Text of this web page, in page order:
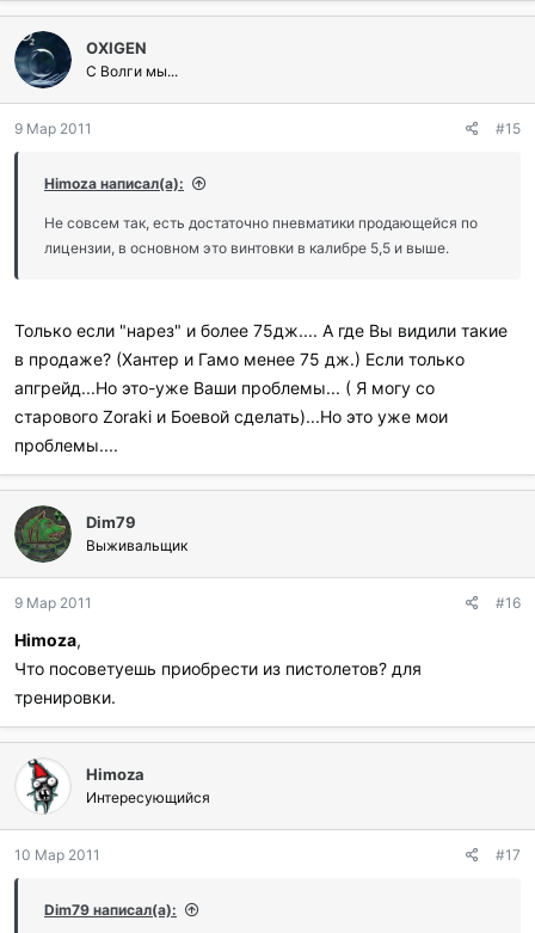
OXIGEN
С Волги мы...
9 Мар 2011 #15
Himoza написал(а):
Не совсем так, есть достаточно пневматики продающейся по
лицензии, в основном это винтовки в калибре 5,5 и выше.
Только если "нарез" и более 75дж.... А где Вы видили такие
в продаже? (Хантер и Гамо менее 75 дж.) Если только
апгрейд...Но это-уже Ваши проблемы... ( Я могу со
старового Zoraki и Боевой сделать)...Но это уже мои
проблемы....
Dim79
Выживальщик
9 Мар 2011 #16
Himoza,
Что посоветуешь приобрести из пистолетов? для
тренировки.
Himoza
Интересующийся
10 Мар 2011 #17
Dim79 написал(а):